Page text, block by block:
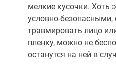
мелкие кусочки. Хоть
условно-безопасными,
травмировать лицо
пленку, можно не
останутся на ней в